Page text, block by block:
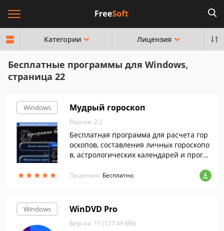
Категории Лицензия
Бесплатные программы для Windows,
страница 22
Windows
★★★★★
★★★★★
Мудрый гороскоп
Версия: 2,2
Бесплатная программа для расчета гор
оскопов, составления личных гороскопо
в, астрологических календарей и прогно
трологический календарь по трем сфер
ам, а также персональный гороскоп на л
Лицензия: Бесплатно
Windows WinDVD Pro
Версия: 11 (127.49 МБ)